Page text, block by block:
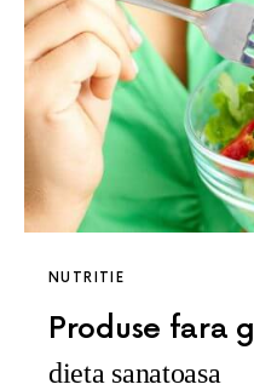
NUTRITIE
Produse fara
dieta sanatoasa